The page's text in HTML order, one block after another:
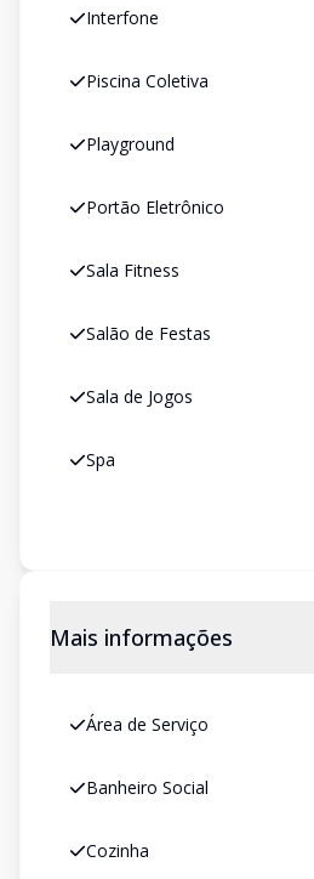
Interfone
Piscina Coletiva
Playground
Portão Eletrônico
Sala Fitness
Salão de Festas
Sala de Jogos
Spa
Mais informações
Área de Serviço
Banheiro Social
Cozinha